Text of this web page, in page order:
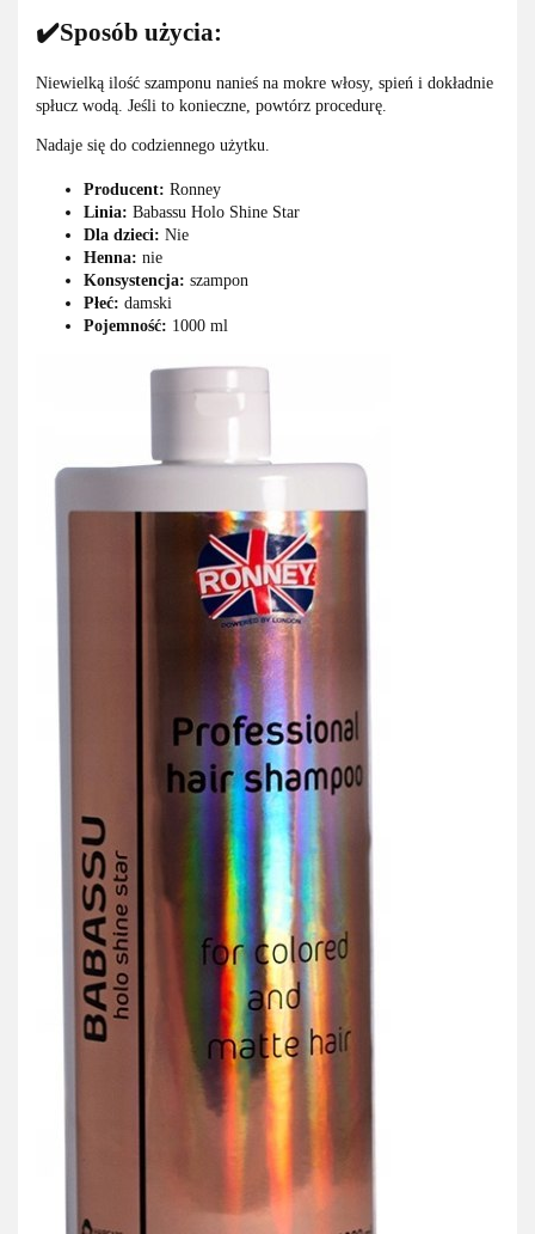
✔️Sposób użycia:
Niewielką ilość szamponu nanieś na mokre włosy, spień i dokładnie
spłucz wodą. Jeśli to konieczne, powtórz procedurę.
Nadaje się do codziennego użytku.
Producent: Ronney
Linia: Babassu Holo Shine Star
Dla dzieci: Nie
Henna: nie
Konsystencja: szampon
Płeć: damski
Pojemność: 1000 ml